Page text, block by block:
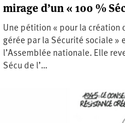
mirage d’un « 100 %
Une pétition « pour la création
gérée par la Sécurité sociale »
l’Assemblée nationale. Elle
Sécu de l’…